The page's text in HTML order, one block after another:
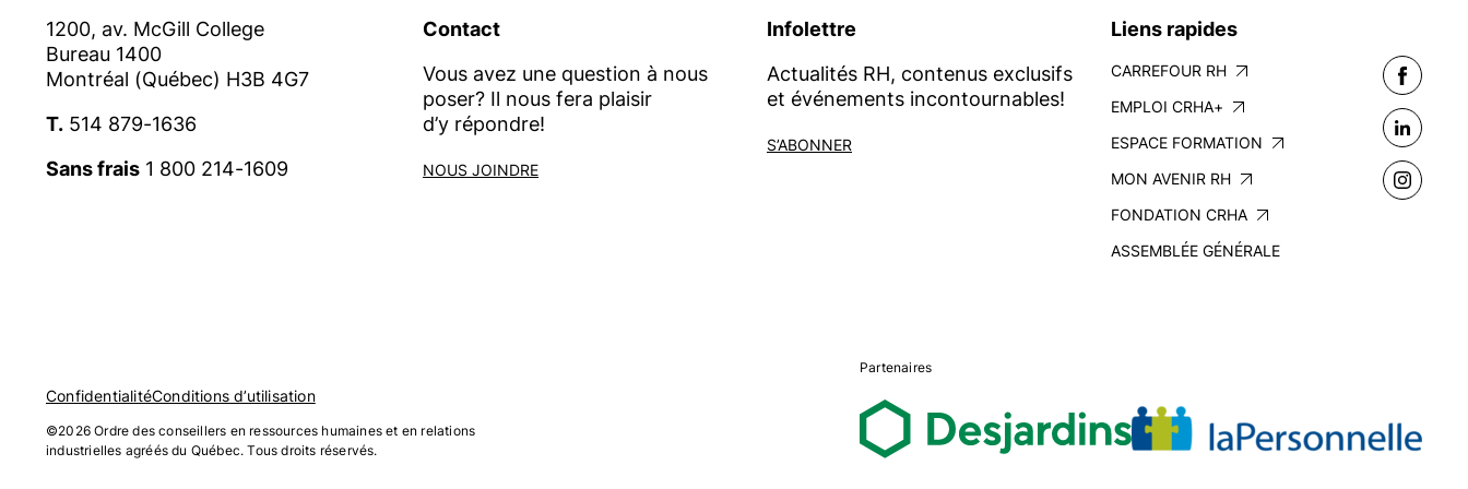
1200, av. McGill College
Bureau 1400
Montréal (Québec) H3B 4G7
T. 514 879-1636
Sans frais 1 800 214-1609
Contact
Vous avez une question à nous
poser? Il nous fera plaisir
d’y répondre!
NOUS JOINDRE
Infolettre
Actualités RH, contenus exclusifs
et événements incontournables!
S’ABONNER
Liens rapides
CARREFOUR RH
EMPLOI CRHA+
ESPACE FORMATION
MON AVENIR RH
FONDATION CRHA
ASSEMBLÉE GÉNÉRALE
ConfidentialitéConditions d’utilisation
©2026 Ordre des conseillers en ressources humaines et en relations
industrielles agréés du Québec. Tous droits réservés.
Partenaires